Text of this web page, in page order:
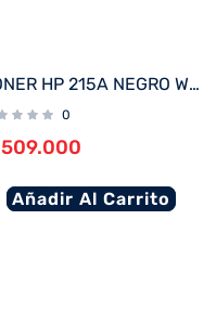
TONER HP 215A NEGRO W2310A M182NW/M183FW
0
509.000
Añadir Al Carrito